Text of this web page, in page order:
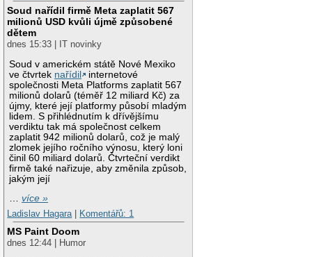
Soud nařídil firmě Meta zaplatit 567
milionů USD kvůli újmě způsobené
dětem
dnes 15:33 | IT novinky
Soud v americkém státě Nové Mexiko
ve čtvrtek nařídil
internetové
společnosti Meta Platforms zaplatit 567
milionů dolarů (téměř 12 miliard Kč) za
újmy, které její platformy působí mladým
lidem. S přihlédnutím k dřívějšímu
verdiktu tak má společnost celkem
zaplatit 942 milionů dolarů, což je malý
zlomek jejího ročního výnosu, který loni
činil 60 miliard dolarů. Čtvrteční verdikt
firmě také nařizuje, aby změnila způsob,
jakým její
…více »
Ladislav Hagara
Komentářů: 1
MS Paint Doom
dnes 12:44 | Humor